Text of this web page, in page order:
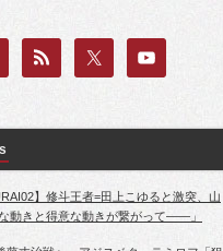
】修斗王者=田上こゆると激突、山
動きと得意な動きが繋がって――」